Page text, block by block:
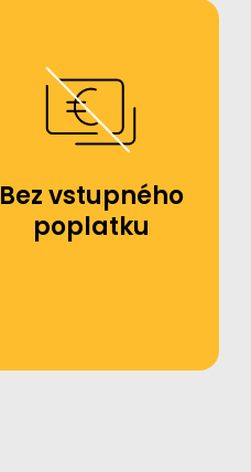
Bez vstupného
poplatku